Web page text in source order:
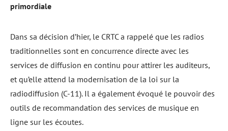
primordiale
Dans sa décision d’hier, le CRTC a rappelé que les radios
traditionnelles sont en concurrence directe avec les
services de diffusion en continu pour attirer les auditeurs,
et qu’elle attend la modernisation de la loi sur la
radiodiffusion (C-11). Il a également évoqué le pouvoir des
outils de recommandation des services de musique en
ligne sur les écoutes.